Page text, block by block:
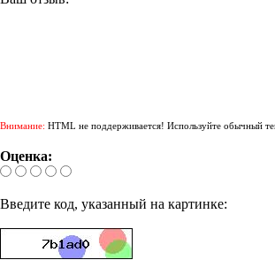
Внимание: HTML не поддерживается! Используйте обычный
Оценка:
Введите код, указанный на картинке: